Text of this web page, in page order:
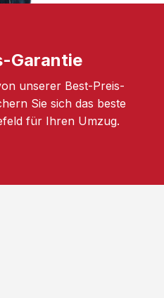
Garantie
unserer Best-Preis-
Sie sich das beste
für Ihren Umzug.